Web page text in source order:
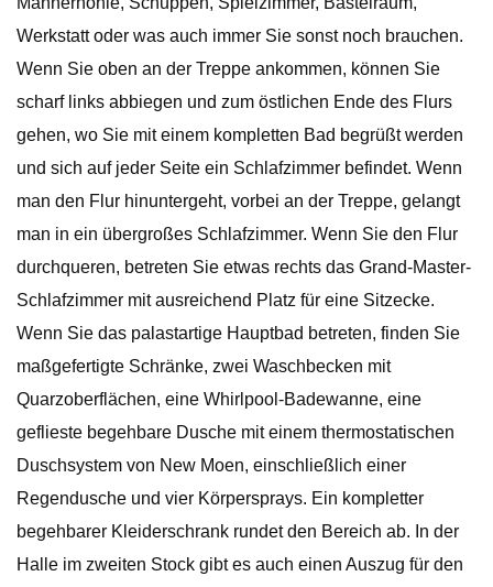
Werkstatt oder was auch immer Sie sonst noch brauchen.
Wenn Sie oben an der Treppe ankommen, können Sie
scharf links abbiegen und zum östlichen Ende des Flurs
gehen, wo Sie mit einem kompletten Bad begrüßt werden
und sich auf jeder Seite ein Schlafzimmer befindet. Wenn
man den Flur hinuntergeht, vorbei an der Treppe, gelangt
man in ein übergroßes Schlafzimmer. Wenn Sie den Flur
durchqueren, betreten Sie etwas rechts das Grand-Master-
Schlafzimmer mit ausreichend Platz für eine Sitzecke.
Wenn Sie das palastartige Hauptbad betreten, finden Sie
maßgefertigte Schränke, zwei Waschbecken mit
Quarzoberflächen, eine Whirlpool-Badewanne, eine
geflieste begehbare Dusche mit einem thermostatischen
Duschsystem von New Moen, einschließlich einer
Regendusche und vier Körpersprays. Ein kompletter
begehbarer Kleiderschrank rundet den Bereich ab. In der
Halle im zweiten Stock gibt es auch einen Auszug für den